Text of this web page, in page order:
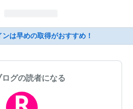
は早めの取得がおすすめ！
ログの読者になる